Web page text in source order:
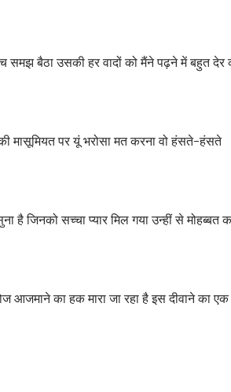
समझ बैठा उसकी हर वादों को मैंने पढ़ने में बहुत देर
मासूमियत पर यूं भरोसा मत करना वो हंसते-हंसते
है जिनको सच्चा प्यार मिल गया उन्हीं से मोहब्बत
आजमाने का हक मारा जा रहा है इस दीवाने का एक